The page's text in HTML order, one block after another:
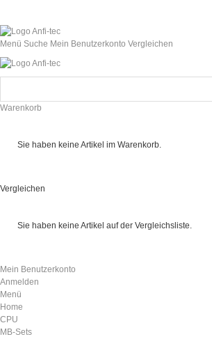
Menü Suche Mein Benutzerkonto Vergleichen
Warenkorb
Sie haben keine Artikel im Warenkorb.
Vergleichen
Sie haben keine Artikel auf der Vergleichsliste.
Mein Benutzerkonto
Anmelden
Menü
Home
CPU
MB-Sets